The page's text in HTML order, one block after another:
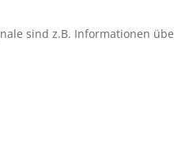
sind z.B. Informationen